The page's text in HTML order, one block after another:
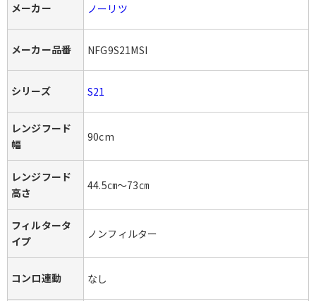
メーカー ノーリツ
メーカー品番 NFG9S21MSI
シリーズ S21
レンジフード
幅
90cm
レンジフード
高さ
44.5㎝～73㎝
フィルタータ
イプ
ノンフィルター
コンロ連動 なし